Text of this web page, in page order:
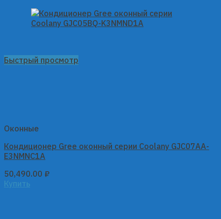
Быстрый просмотр
Оконные
Кондиционер Gree оконный серии Coolany GJC07AA-
E3NMNC1A
50,490.00 ₽
Купить